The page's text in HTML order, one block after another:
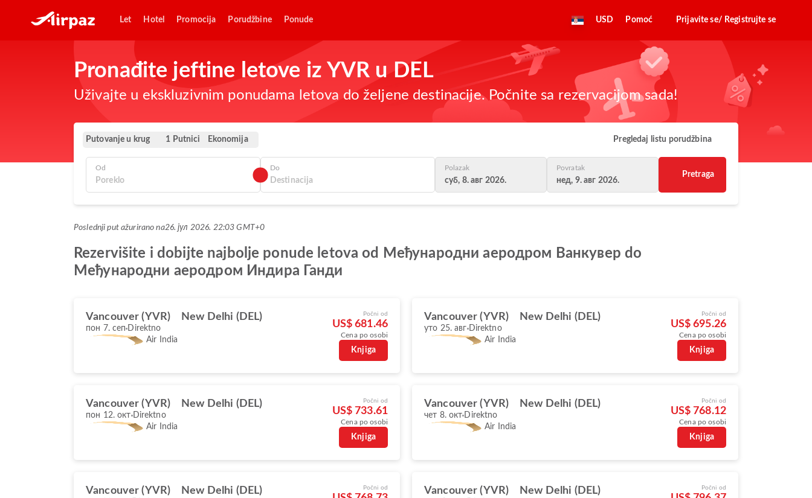
Let Hotel Promocija Porudžbine Ponude USD Pomoć Prijavite se/ Registrujte se
Pronađite jeftine letove iz YVR u DEL
Uživajte u ekskluzivnim ponudama letova do željene destinacije. Počnite sa rezervacijom sada!
Putovanje u krug 1 Putnici Ekonomija Pregledaj listu porudžbina
Od Do Polazak
суб, 8. авг 2026.
Povratak
нед, 9. авг 2026.
Pretraga
Poslednji put ažurirano na26. јул 2026. 22:03 GMT+0
Rezervišite i dobijte najbolje ponude letova od Међународни аеродром Ванкувер do
Међународни аеродром Индира Ганди
Vancouver (YVR) New Delhi (DEL)
пон 7. сеп Direktno
Air India
Počni od
US$ 681.46
Cena po osobi
Knjiga
Vancouver (YVR) New Delhi (DEL)
уто 25. авг Direktno
Air India
Počni od
US$ 695.26
Cena po osobi
Knjiga
Vancouver (YVR) New Delhi (DEL)
пон 12. окт Direktno
Air India
Počni od
US$ 733.61
Cena po osobi
Knjiga
Vancouver (YVR) New Delhi (DEL)
чет 8. окт Direktno
Air India
Počni od
US$ 768.12
Cena po osobi
Knjiga
Vancouver (YVR) New Delhi (DEL) Počni od Vancouver (YVR) New Delhi (DEL) Počni od